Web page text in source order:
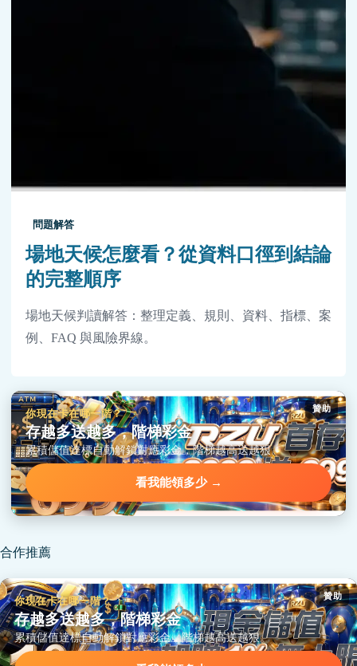
問題解答
場地天候怎麼看？從資料口徑到結論
的完整順序
場地天候判讀解答：整理定義、規則、資料、指標、案
例、FAQ 與風險界線。
贊助
你現在卡在哪一階？
存越多送越多，階梯彩金
累積儲值達標自動解鎖對應彩金，階梯越高送越狠。
看我能領多少 →
合作推薦
贊助
你現在卡在哪一階？
存越多送越多，階梯彩金
累積儲值達標自動解鎖對應彩金，階梯越高送越狠。